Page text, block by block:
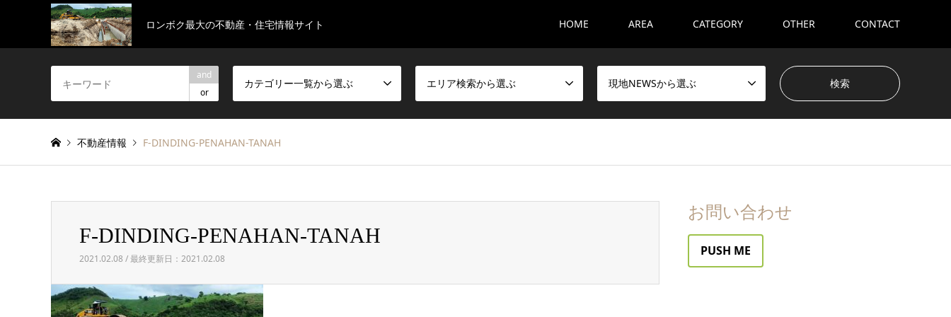
ロンボク最大の不動産・住宅情報サイト HOME AREA CATEGORY OTHER CONTACT
and
or
カテゴリー一覧から選ぶ エリア検索から選ぶ 現地NEWSから選ぶ
不動産情報 F-DINDING-PENAHAN-TANAH
F-DINDING-PENAHAN-TANAH
2021.02.08 / 最終更新日：2021.02.08
お問い合わせ
PUSH ME